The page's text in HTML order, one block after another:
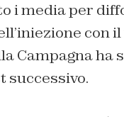
i media per
con
Campagna ha
successivo.